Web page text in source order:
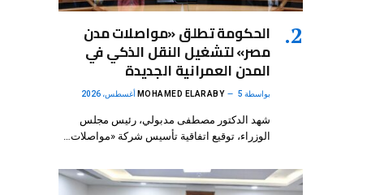
الحكومة تطلق «مواصلات مدن
مصر» لتشغيل النقل الذكي في
المدن العمرانية الجديدة
بواسطة MOHAMED ELARABY 5 أغسطس، 2026
شهد الدكتور مصطفى مدبولي، رئيس مجلس
الوزراء، توقيع اتفاقية تأسيس شركة «مواصلات…